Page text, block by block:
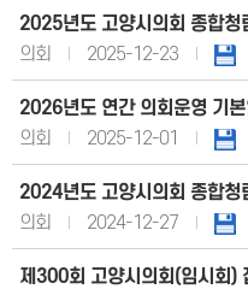
2025년도 고양시의회 종합청
의회
2025-12-23
2026년도 연간 의회운영 기
의회
2025-12-01
2024년도 고양시의회 종합청
의회
2024-12-27
제300회 고양시의회(임시회)